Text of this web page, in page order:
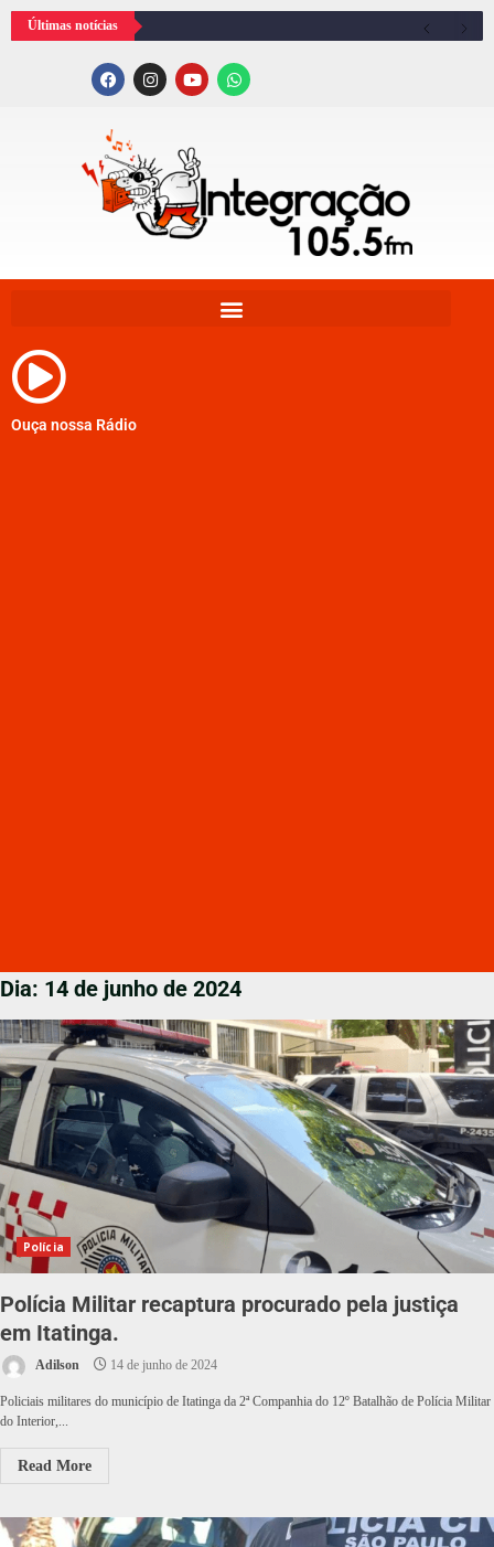
Últimas notícias
Ouça nossa Rádio
Dia: 14 de junho de 2024
Polícia
Polícia Militar recaptura procurado pela justiça
em Itatinga.
Adilson 14 de junho de 2024
Policiais militares do município de Itatinga da 2ª Companhia do 12º Batalhão de Polícia Militar
do Interior,...
Read More